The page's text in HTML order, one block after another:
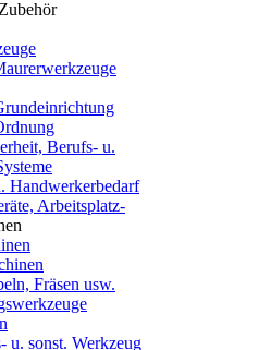
Berufs- u.
Handwerkerbedarf
Arbeitsplatz-
Fräsen usw.
u. sonst. Werkzeug